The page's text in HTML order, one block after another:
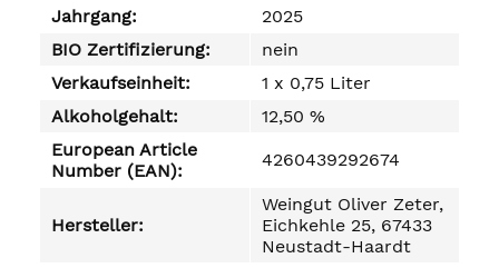
Jahrgang:
2025
BIO Zertifizierung:
nein
Verkaufseinheit:
1 x 0,75 Liter
Alkoholgehalt:
12,50 %
European Article
Number (EAN):
4260439292674
Hersteller:
Weingut Oliver Zeter,
Eichkehle 25, 67433
Neustadt-Haardt